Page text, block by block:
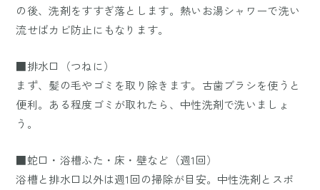
の後、洗剤をすすぎ落とします。熱いお湯シャワーで洗い
流せばカビ防止にもなります。
■排水口（つねに）
まず、髪の毛やゴミを取り除きます。古歯ブラシを使うと
便利。ある程度ゴミが取れたら、中性洗剤で洗いましょ
う。
■蛇口・浴槽ふた・床・壁など（週1回）
浴槽と排水口以外は週1回の掃除が目安。中性洗剤とスポ